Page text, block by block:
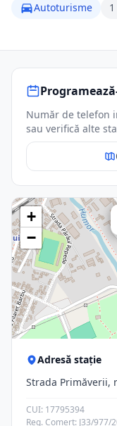
Autoturisme
Număr de telefon
sau verifică alte
+
−
Adresă stație
Strada Primăverii,
CUI: 17795394
Reg. Comerț: J33/977/